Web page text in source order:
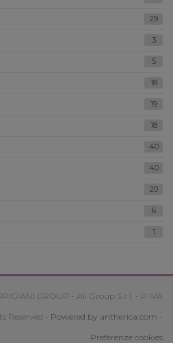
29
3
5
18
19
18
40
40
20
6
1
GROUP - Ali Group S.r.l. - P.IVA
Reserved - Powered by antherica.com -
Preferenze cookies